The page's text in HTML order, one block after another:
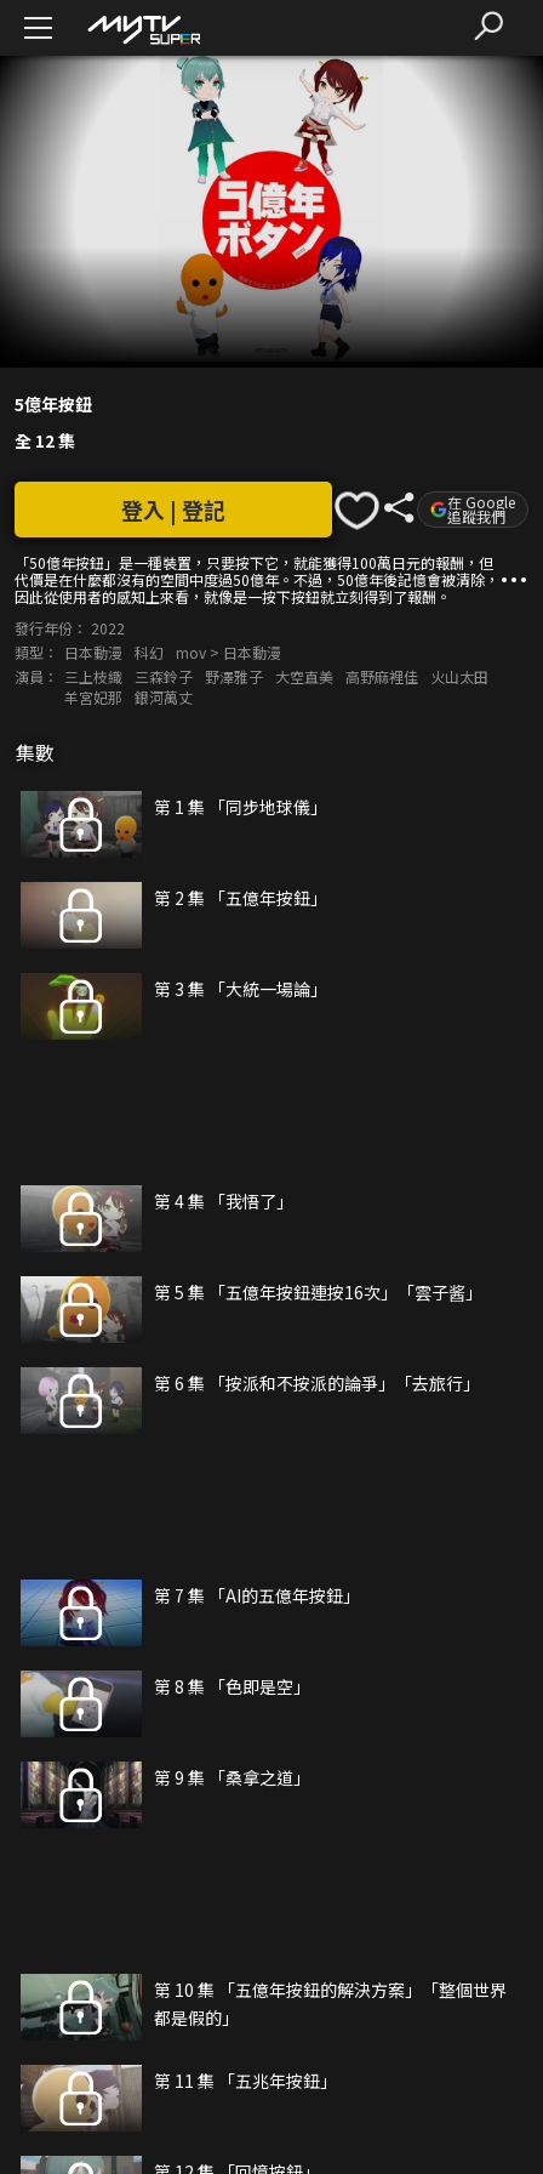
5億年按鈕
全 12 集
「50億年按鈕」是一種裝置，只要按下它，就能獲得100萬日元的報酬，但
代價是在什麼都沒有的空間中度過50億年。不過，50億年後記憶會被清除，
因此從使用者的感知上來看，就像是一按下按鈕就立刻得到了報酬。
登入 | 登記 在 Google
追蹤我們
發行年份： 2022
類型：
日本動漫 科幻
mov > 日本動漫
演員：
三上枝織 三森鈴子 野澤雅子 大空直美 高野麻裡佳
火山太田
羊宮妃那
銀河萬丈
集數
第 1 集 「同步地球儀」
第 2 集 「五億年按鈕」
第 3 集 「大統一場論」
第 4 集 「我悟了」
第 5 集 「五億年按鈕連按16次」「雲子酱」
第 6 集 「按派和不按派的論爭」「去旅行」
第 7 集 「AI的五億年按鈕」
第 8 集 「色即是空」
第 9 集 「桑拿之道」
第 10 集 「五億年按鈕的解決方案」「整個世界
都是假的」
第 11 集 「五兆年按鈕」